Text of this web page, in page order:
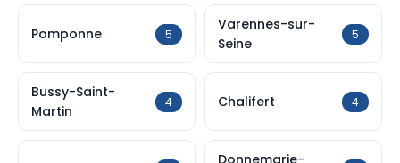
Pomponne 5
Varennes-sur-
Seine
5
Bussy-Saint-
Martin
4 Chalifert 4
Donnemarie-